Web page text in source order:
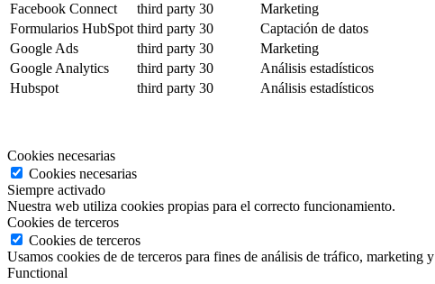
Facebook Connect
third party 30
Marketing
Formularios HubSpot third party 30
Captación de datos
Google Ads
third party 30
Marketing
Google Analytics
third party 30
Análisis estadísticos
Hubspot
third party 30 Análisis estadísticos
Cookies necesarias
Cookies necesarias
Siempre activado
Nuestra web utiliza cookies propias para el correcto funcionamiento.
Cookies de terceros
Cookies de terceros
Usamos cookies de de terceros para fines de análisis de tráfico,
Functional